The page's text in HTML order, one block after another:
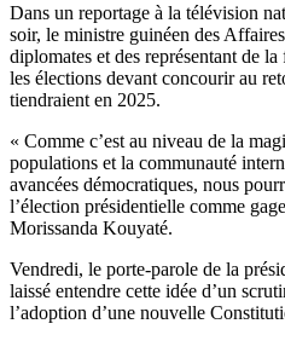
Dans un reportage à la télévision
soir, le ministre guinéen des
diplomates et des représentant de
les élections devant concourir au
tiendraient en 2025.
« Comme c’est au niveau de la
populations et la communauté
avancées démocratiques, nous
l’élection présidentielle comme
Morissanda Kouyaté.
Vendredi, le porte-parole de la
laissé entendre cette idée d’un
l’adoption d’une nouvelle